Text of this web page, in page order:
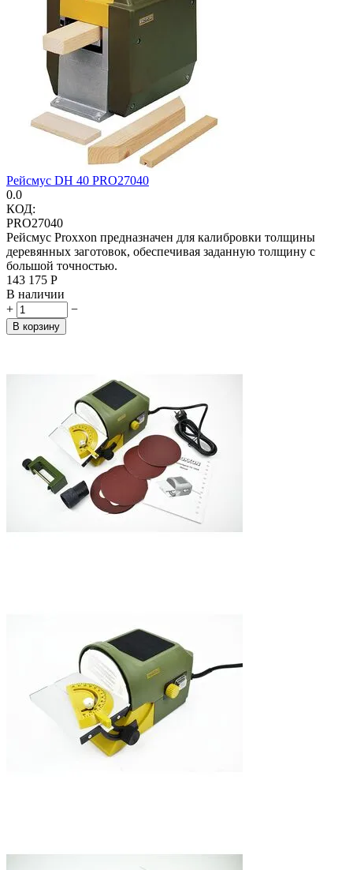
Рейсмус DH 40 PRO27040
0.0
КОД:
PRO27040
Рейсмус Proxxon предназначен для калибровки толщины
деревянных заготовок, обеспечивая заданную толщину с
большой точностью.
143 175 Р
В наличии
+
−
В корзину